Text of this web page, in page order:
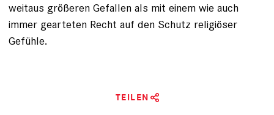
weitaus größeren Gefallen als mit einem wie auch
immer gearteten Recht auf den Schutz religiöser
Gefühle.
TEILEN